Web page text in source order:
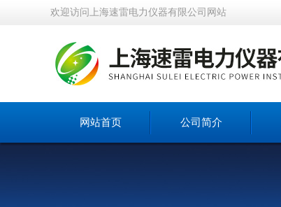
欢迎访问上海速雷电力仪器有限公司网站
网站首页 公司简介